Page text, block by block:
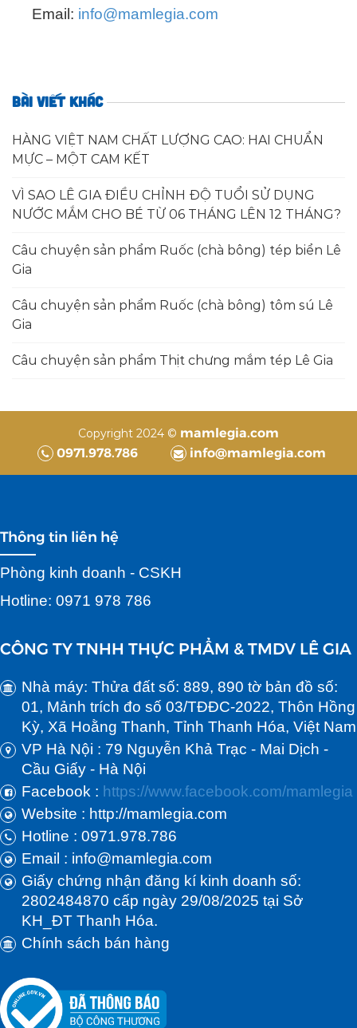
Email: info@mamlegia.com
BÀI VIẾT KHÁC
HÀNG VIỆT NAM CHẤT LƯỢNG CAO: HAI CHUẨN
MỰC – MỘT CAM KẾT
VÌ SAO LÊ GIA ĐIỀU CHỈNH ĐỘ TUỔI SỬ DỤNG
NƯỚC MẮM CHO BÉ TỪ 06 THÁNG LÊN 12 THÁNG?
Câu chuyện sản phẩm Ruốc (chà bông) tép biển Lê
Gia
Câu chuyện sản phẩm Ruốc (chà bông) tôm sú Lê
Gia
Câu chuyện sản phẩm Thịt chưng mắm tép Lê Gia
Copyright 2024 © mamlegia.com
0971.978.786
info@mamlegia.com
Thông tin liên hệ
Phòng kinh doanh - CSKH
Hotline: 0971 978 786
CÔNG TY TNHH THỰC PHẨM & TMDV LÊ GIA
Nhà máy: Thửa đất số: 889, 890 tờ bản đồ số:
01, Mảnh trích đo số 03/TĐĐC-2022, Thôn Hồng
Kỳ, Xã Hoằng Thanh, Tỉnh Thanh Hóa, Việt Nam
VP Hà Nội : 79 Nguyễn Khả Trạc - Mai Dịch -
Cầu Giấy - Hà Nội
Facebook : https://www.facebook.com/mamlegia
Website : http://mamlegia.com
Hotline : 0971.978.786
Email : info@mamlegia.com
Giấy chứng nhận đăng kí kinh doanh số:
2802484870 cấp ngày 29/08/2025 tại Sở
KH_ĐT Thanh Hóa.
Chính sách bán hàng